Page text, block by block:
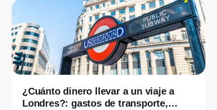
¿Cuánto dinero llevar a un viaje a
Londres?: gastos de transporte,